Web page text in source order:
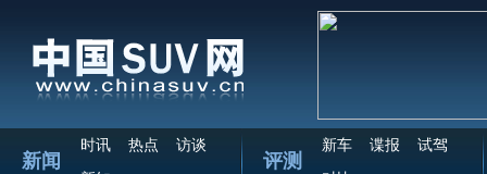
新闻
时讯 热点
访谈
评测
新车 谍报
试驾